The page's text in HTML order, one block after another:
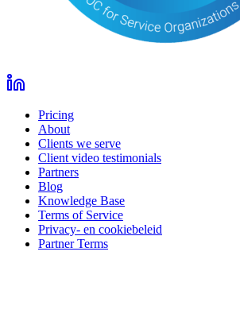
Pricing
About
Clients we serve
Client video testimonials
Partners
Blog
Knowledge Base
Terms of Service
Privacy- en cookiebeleid
Partner Terms